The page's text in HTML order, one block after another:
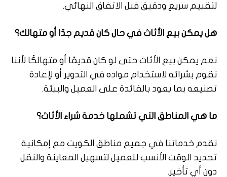
لتقييم سريع ودقيق قبل الاتفاق النهائي.
هل يمكن بيع الأثاث في حال كان قديم جدًا أو متهالك؟
نعم يمكن بيع الأثاث حتى لو كان قديمًا أو متهالكًا لأننا
نقوم بشرائه لاستخدام مواده في التدوير أو لإعادة
تصنيعه بما يعود بالفائدة على العميل والبيئة.
ما هي المناطق التي تشملها خدمة شراء الأثاث؟
نقدم خدماتنا في جميع مناطق الكويت مع إمكانية
تحديد الوقت الأنسب للعميل لتسهيل المعاينة والنقل
دون أي تأخير.